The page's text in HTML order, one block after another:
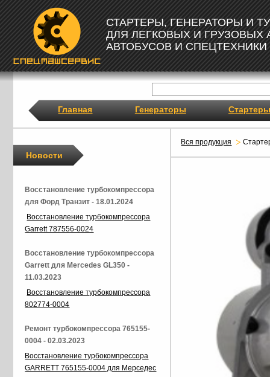
СТАРТЕРЫ, ГЕНЕРАТОРЫ И
ДЛЯ ЛЕГКОВЫХ И ГРУЗОВЫХ
АВТОБУСОВ И СПЕЦТЕХНИКИ
Главная Генераторы Стартеры
Вся продукция
Новости
Восстановление турбокомпрессора
для Форд Транзит - 18.01.2024
Восстановление турбокомпрессора
Garrett 787556-0024
Восстановление турбокомпрессора
Garrett для Mercedes GL350 -
11.03.2023
Восстановление турбокомпрессора
802774-0004
Ремонт турбокомпрессора 765155-
0004 - 02.03.2023
Восстановление турбокомпрессора
GARRETT 765155-0004 для Мерседес